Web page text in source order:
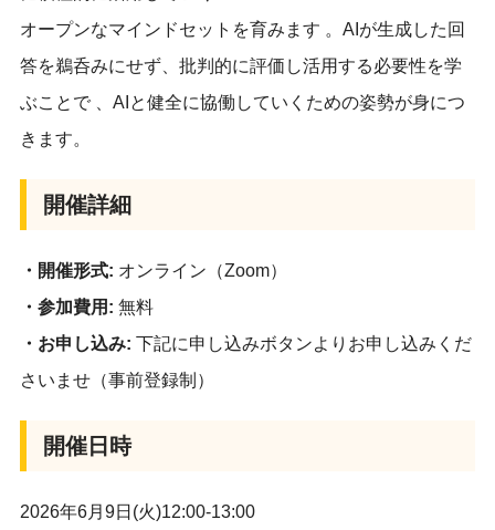
オープンなマインドセットを育みます 。AIが生成した回
答を鵜呑みにせず、批判的に評価し活用する必要性を学
ぶことで 、AIと健全に協働していくための姿勢が身につ
きます。
開催詳細
・開催形式: オンライン（Zoom）
・参加費用: 無料
・お申し込み: 下記に申し込みボタンよりお申し込みくだ
さいませ（事前登録制）
開催日時
2026年6月9日(火)12:00-13:00